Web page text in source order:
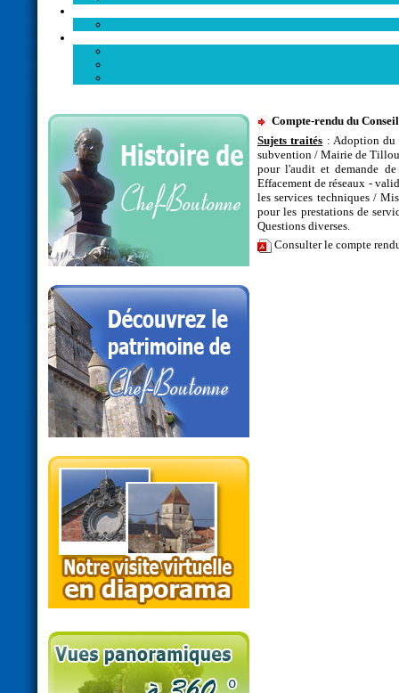
Compte-rendu du
Sujets traités : Adoption du
subvention / Mairie de
pour l'audit et demande
Effacement de réseaux -
les services techniques /
pour les prestations de
Questions diverses.
Consulter le compte